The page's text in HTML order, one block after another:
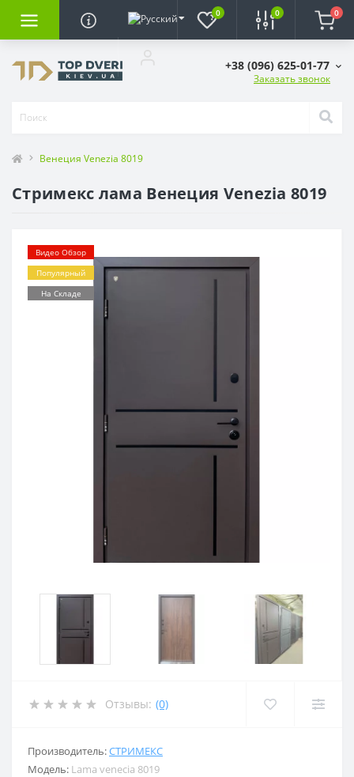
0 0 0
+38 (096) 625-01-77
Заказать звонок
Венеция Venezia 8019
Стримекс лама Венеция Venezia 8019
Видео Обзор
Популярный
На Складе
Отзывы: (0)
Производитель:СТРИМЕКС
Модель: Lama venecia 8019